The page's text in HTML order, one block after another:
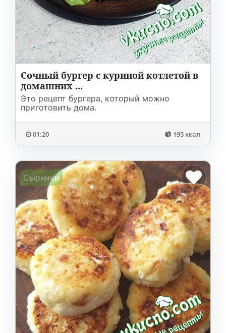
Сочный бургер с куриной котлетой в
домашних ...
Это рецепт бургера, который можно
приготовить дома.
01:20 195 ккал
Сырники